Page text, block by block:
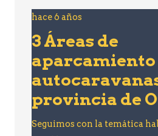
hace 6 años
3 Áreas de
aparcamiento
provincia de
Seguimos con la temática